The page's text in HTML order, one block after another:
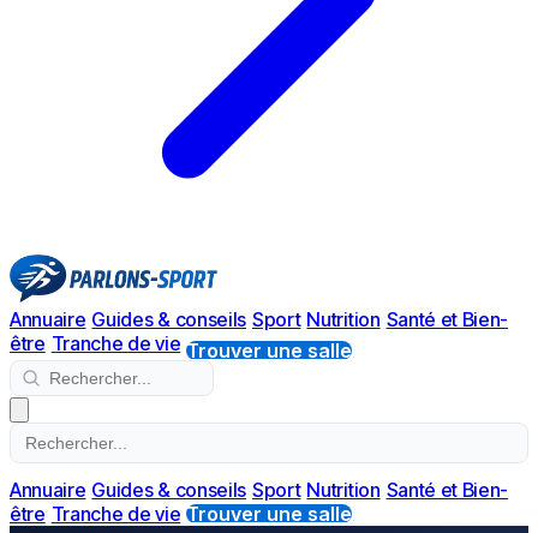
Annuaire Guides & conseils Sport Nutrition Santé et Bien-
être Tranche de vie Trouver une salle
Annuaire Guides & conseils Sport Nutrition Santé et Bien-
être Tranche de vie Trouver une salle